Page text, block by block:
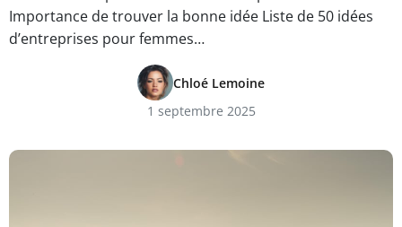
Importance de trouver la bonne idée Liste de 50 idées
d’entreprises pour femmes…
Chloé Lemoine
1 septembre 2025